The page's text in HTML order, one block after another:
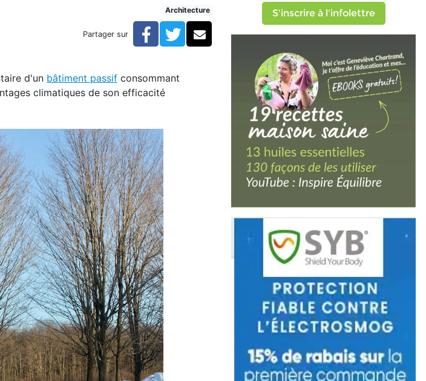
Architecture
Partager sur Facebook
TwitterCourriel
d'un bâtiment passif consommant
climatiques de son efficacité
S'inscrire à l'infolettre